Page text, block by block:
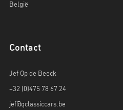
België
Contact
Jef Op de Beeck
+32 (0)475 78 67 24
jef@qclassiccars.be